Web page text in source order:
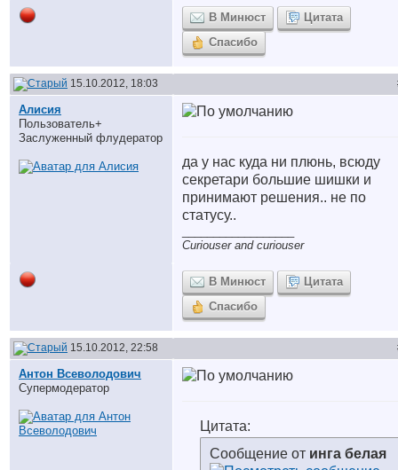
В Минюст
Цитата
Спасибо
15.10.2012, 18:03
Алисия
Пользователь+
Заслуженный флудератор
да у нас куда ни плюнь, всюду
секретари большие шишки и
принимают решения.. не по
статусу..
Curiouser and curiouser
В Минюст
Цитата
Спасибо
15.10.2012, 22:58
Антон Всеволодович
Супермодератор
Цитата:
Сообщение от инга белая